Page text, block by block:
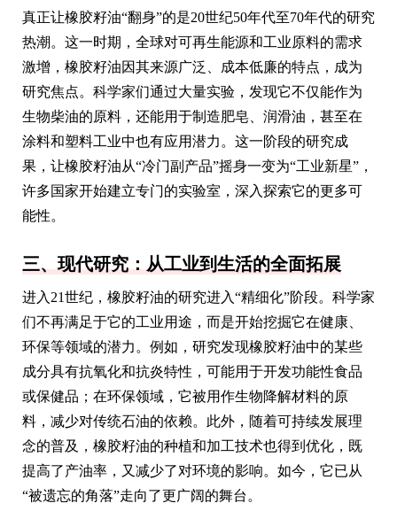
真正让橡胶籽油“翻身”的是20世纪50年代至70年代的研究
热潮。这一时期，全球对可再生能源和工业原料的需求
激增，橡胶籽油因其来源广泛、成本低廉的特点，成为
研究焦点。科学家们通过大量实验，发现它不仅能作为
生物柴油的原料，还能用于制造肥皂、润滑油，甚至在
涂料和塑料工业中也有应用潜力。这一阶段的研究成
果，让橡胶籽油从“冷门副产品”摇身一变为“工业新星”，
许多国家开始建立专门的实验室，深入探索它的更多可
能性。
三、现代研究：从工业到生活的全面拓展
进入21世纪，橡胶籽油的研究进入“精细化”阶段。科学家
们不再满足于它的工业用途，而是开始挖掘它在健康、
环保等领域的潜力。例如，研究发现橡胶籽油中的某些
成分具有抗氧化和抗炎特性，可能用于开发功能性食品
或保健品；在环保领域，它被用作生物降解材料的原
料，减少对传统石油的依赖。此外，随着可持续发展理
念的普及，橡胶籽油的种植和加工技术也得到优化，既
提高了产油率，又减少了对环境的影响。如今，它已从
“被遗忘的角落”走向了更广阔的舞台。